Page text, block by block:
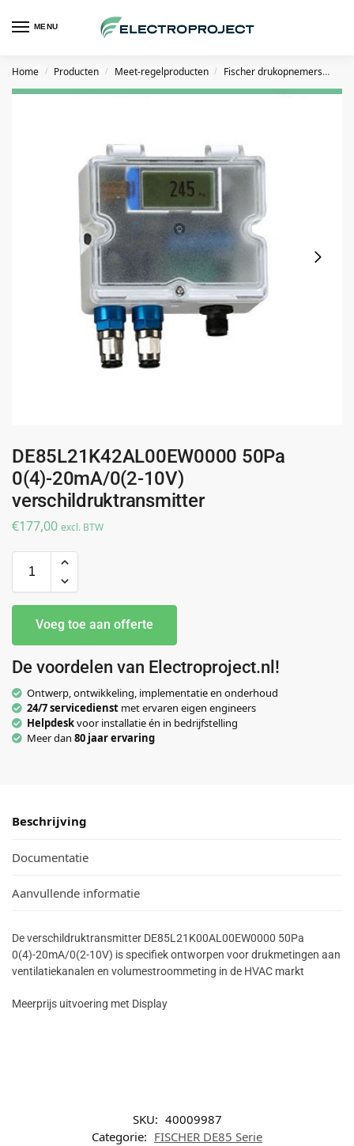
MENU
Home / Producten / Meet-regelproducten / Fischer drukopnemers
DE85L21K42AL00EW0000 50Pa
0(4)-20mA/0(2-10V)
verschildruktransmitter
€177,00 excl. BTW
Voeg toe aan offerte
De voordelen van Electroproject.nl!
Ontwerp, ontwikkeling, implementatie en onderhoud
24/7 servicedienst met ervaren eigen engineers
Helpdeskvoor installatie én in bedrijfstelling
Meer dan 80 jaar ervaring
Beschrijving
Documentatie
Aanvullende informatie
De verschildruktransmitter DE85L21K00AL00EW0000 50Pa
0(4)-20mA/0(2-10V) is specifiek ontworpen voor drukmetingen aan
ventilatiekanalen en volumestroommeting in de HVAC markt
Meerprijs uitvoering met Display
SKU: 40009987
Categorie: FISCHER DE85 Serie